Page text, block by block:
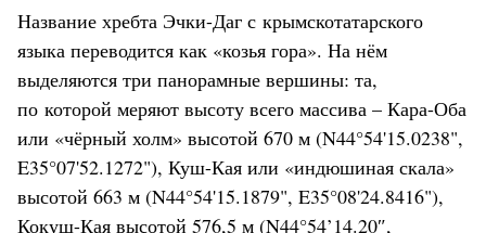
Название хребта Эчки-Даг с крымскотатарского
языка переводится как «козья гора». На нём
выделяются три панорамные вершины: та,
по которой меряют высоту всего массива – Кара-Оба
или «чёрный холм» высотой 670 м (N44°54'15.0238",
E35°07'52.1272"), Куш-Кая или «индюшиная скала»
высотой 663 м (N44°54'15.1879", E35°08'24.8416"),
Кокуш-Кая высотой 576,5 м (N44°54’14.20″,